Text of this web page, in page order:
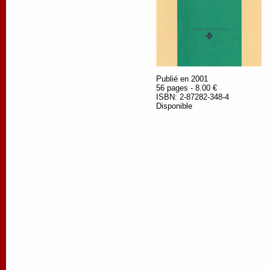
Publié en 2001
56 pages - 8.00 €
ISBN: 2-87282-348-4
Disponible